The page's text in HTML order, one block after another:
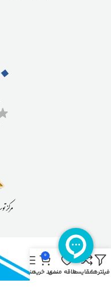
فیلترهامقایسهعلاقه مندی
0
سبد خریدمنو